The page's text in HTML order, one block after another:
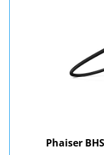
Phaiser